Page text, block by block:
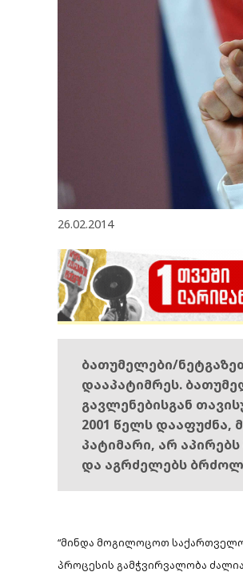
26.02.2014
ბათუმელები/
დააპატიმრეს.
გავლენებისგან
2001 წელს დააფუძნა,
პატიმარი, არ
და აგრძელებს
“მინდა მოგილოცოთ
პროცესის გამჭვირვალობა